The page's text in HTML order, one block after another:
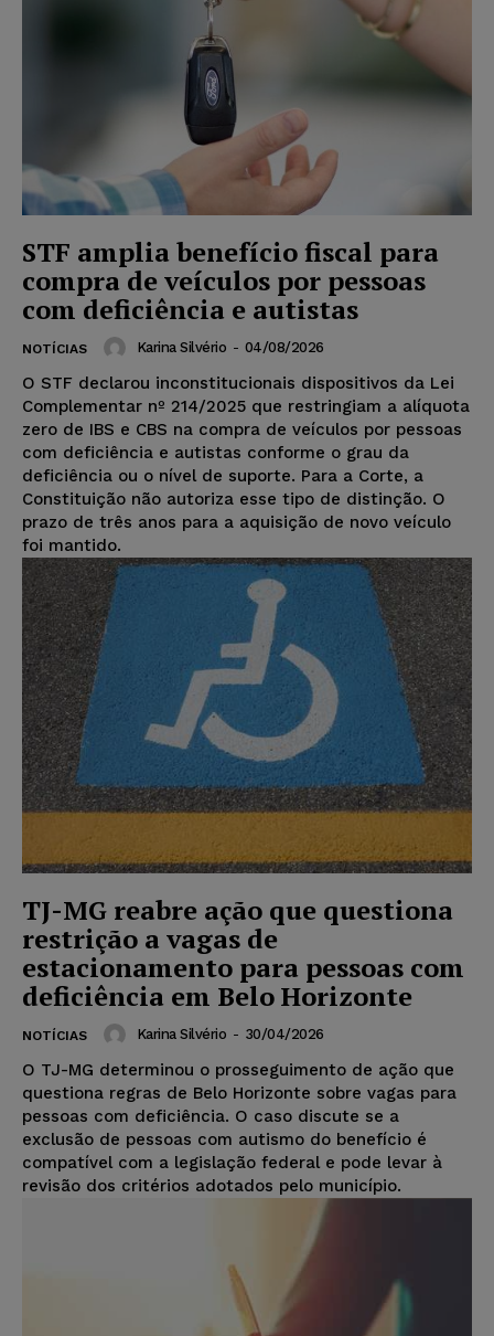
STF amplia benefício fiscal para
compra de veículos por pessoas
com deficiência e autistas
NOTÍCIAS Karina Silvério - 04/08/2026
O STF declarou inconstitucionais dispositivos da Lei
Complementar nº 214/2025 que restringiam a alíquota
zero de IBS e CBS na compra de veículos por pessoas
com deficiência e autistas conforme o grau da
deficiência ou o nível de suporte. Para a Corte, a
Constituição não autoriza esse tipo de distinção. O
prazo de três anos para a aquisição de novo veículo
foi mantido.
TJ-MG reabre ação que questiona
restrição a vagas de
estacionamento para pessoas com
deficiência em Belo Horizonte
NOTÍCIAS Karina Silvério - 30/04/2026
O TJ-MG determinou o prosseguimento de ação que
questiona regras de Belo Horizonte sobre vagas para
pessoas com deficiência. O caso discute se a
exclusão de pessoas com autismo do benefício é
compatível com a legislação federal e pode levar à
revisão dos critérios adotados pelo município.